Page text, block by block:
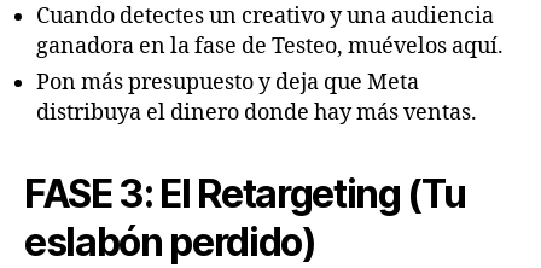
Cuando detectes un creativo y una audiencia
ganadora en la fase de Testeo, muévelos aquí.
Pon más presupuesto y deja que Meta
distribuya el dinero donde hay más ventas.
FASE 3: El Retargeting (Tu
eslabón perdido)